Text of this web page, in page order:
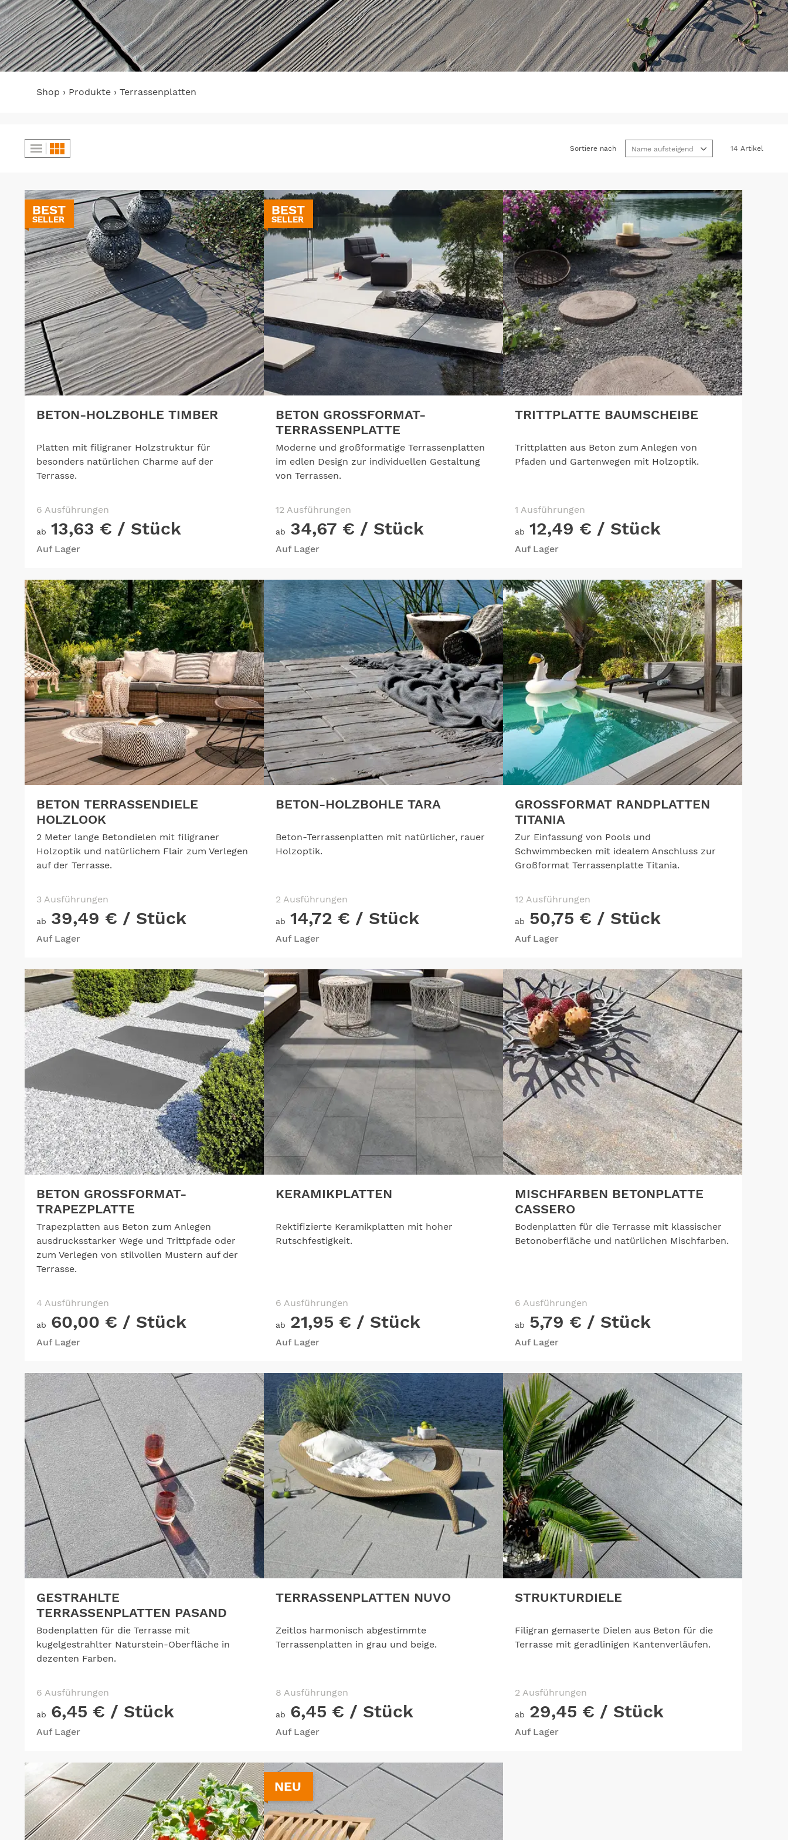
Shop Produkte Terrassenplatten
Sortiere nach Name aufsteigend 14 Artikel
BEST
SELLER
BETON-HOLZBOHLE TIMBER
Platten mit filigraner Holzstruktur für
besonders natürlichen Charme auf der
Terrasse.
6 Ausführungen
ab 13,63 € / Stück
Auf Lager
BEST
SELLER
BETON GROSSFORMAT-T
ERRASSENPLATTE
Moderne und großformatige Terrassenplatten
im edlen Design zur individuellen Gestaltung
von Terrassen.
12 Ausführungen
ab 34,67 € / Stück
Auf Lager
TRITTPLATTE BAUMSCHEIBE
Trittplatten aus Beton zum Anlegen von
Pfaden und Gartenwegen mit Holzoptik.
1 Ausführungen
ab 12,49 € / Stück
Auf Lager
BETON TERRASSENDIELE
HOLZLOOK
2 Meter lange Betondielen mit filigraner
Holzoptik und natürlichem Flair zum Verlegen
auf der Terrasse.
3 Ausführungen
ab 39,49 € / Stück
Auf Lager
BETON-HOLZBOHLE TARA
Beton-Terrassenplatten mit natürlicher, rauer
Holzoptik.
2 Ausführungen
ab 14,72 € / Stück
Auf Lager
GROSSFORMAT RANDPLATTEN T
ITANIA
Zur Einfassung von Pools und
Schwimmbecken mit idealem Anschluss zur
Großformat Terrassenplatte Titania.
12 Ausführungen
ab 50,75 € / Stück
Auf Lager
BETON GROSSFORMAT-T
RAPEZPLATTE
Trapezplatten aus Beton zum Anlegen
ausdrucksstarker Wege und Trittpfade oder
zum Verlegen von stilvollen Mustern auf der
Terrasse.
4 Ausführungen
ab 60,00 € / Stück
Auf Lager
KERAMIKPLATTEN
Rektifizierte Keramikplatten mit hoher
Rutschfestigkeit.
6 Ausführungen
ab 21,95 € / Stück
Auf Lager
MISCHFARBEN BETONPLATTE
CASSERO
Bodenplatten für die Terrasse mit klassischer
Betonoberfläche und natürlichen Mischfarben.
6 Ausführungen
ab 5,79 € / Stück
Auf Lager
GESTRAHLTE
TERRASSENPLATTEN PASAND
Bodenplatten für die Terrasse mit
kugelgestrahlter Naturstein-Oberfläche in
dezenten Farben.
6 Ausführungen
ab 6,45 € / Stück
Auf Lager
TERRASSENPLATTEN NUVO
Zeitlos harmonisch abgestimmte
Terrassenplatten in grau und beige.
8 Ausführungen
ab 6,45 € / Stück
Auf Lager
STRUKTURDIELE
Filigran gemaserte Dielen aus Beton für die
Terrasse mit geradlinigen Kantenverläufen.
2 Ausführungen
ab 29,45 € / Stück
Auf Lager
NEU